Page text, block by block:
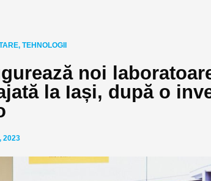
, TEHNOLOGII
noi
la Iași, după o
2023